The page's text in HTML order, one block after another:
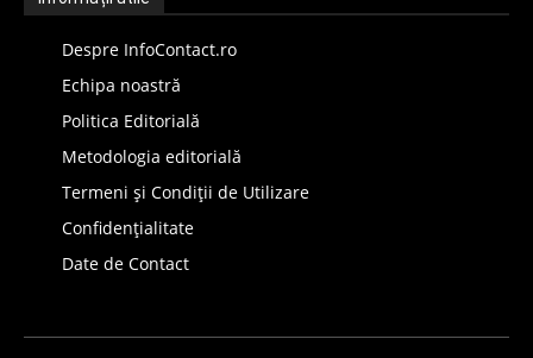
Despre InfoContact.ro
Echipa noastră
Politica Editorială
Metodologia editorială
Termeni și Condiții de Utilizare
Confidențialitate
Date de Contact